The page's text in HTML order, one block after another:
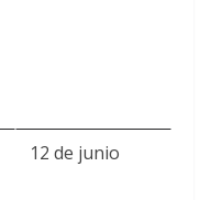
12 de junio